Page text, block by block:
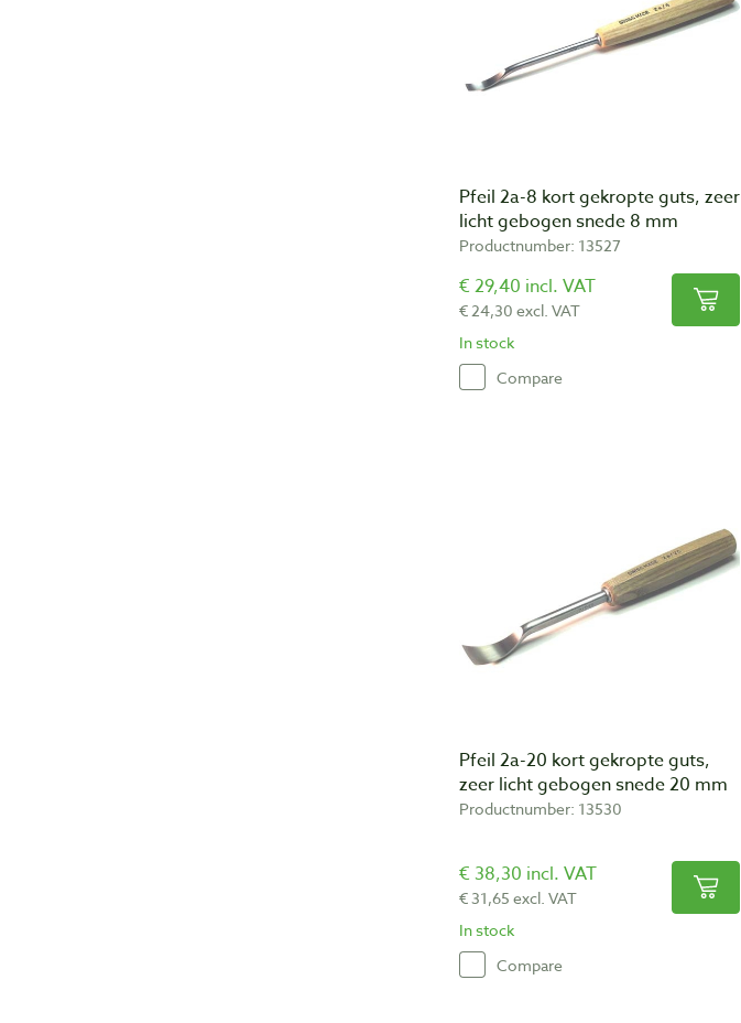
Pfeil 2a-8 kort gekropte guts, zeer
licht gebogen snede 8 mm
Productnumber: 13527
€ 29,40 incl. VAT
€ 24,30 excl. VAT
In stock
Compare
Pfeil 2a-20 kort gekropte guts,
zeer licht gebogen snede 20 mm
Productnumber: 13530
€ 38,30 incl. VAT
€ 31,65 excl. VAT
In stock
Compare